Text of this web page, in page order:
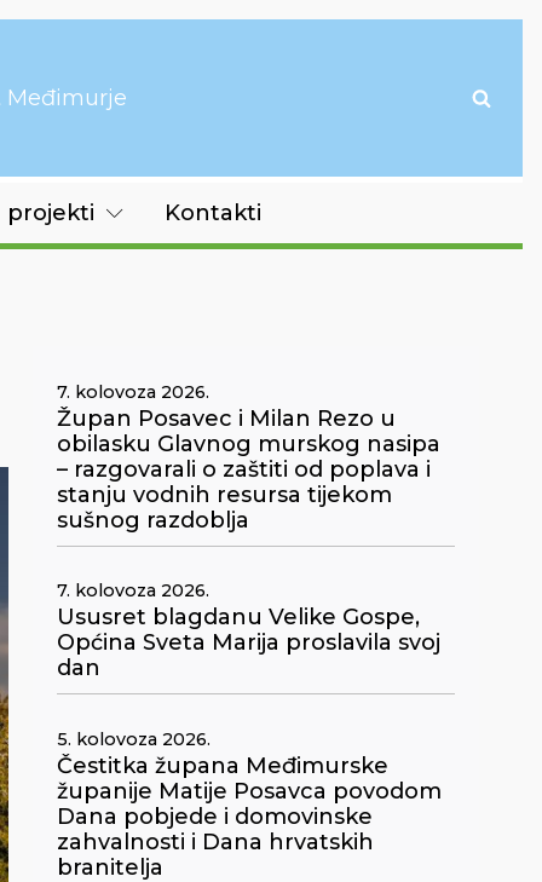
Međimurje
projekti Kontakti
7. kolovoza 2026.
Župan Posavec i Milan Rezo u
obilasku Glavnog murskog nasipa
– razgovarali o zaštiti od poplava i
stanju vodnih resursa tijekom
sušnog razdoblja
7. kolovoza 2026.
Ususret blagdanu Velike Gospe,
Općina Sveta Marija proslavila svoj
dan
5. kolovoza 2026.
Čestitka župana Međimurske
županije Matije Posavca povodom
Dana pobjede i domovinske
zahvalnosti i Dana hrvatskih
branitelja